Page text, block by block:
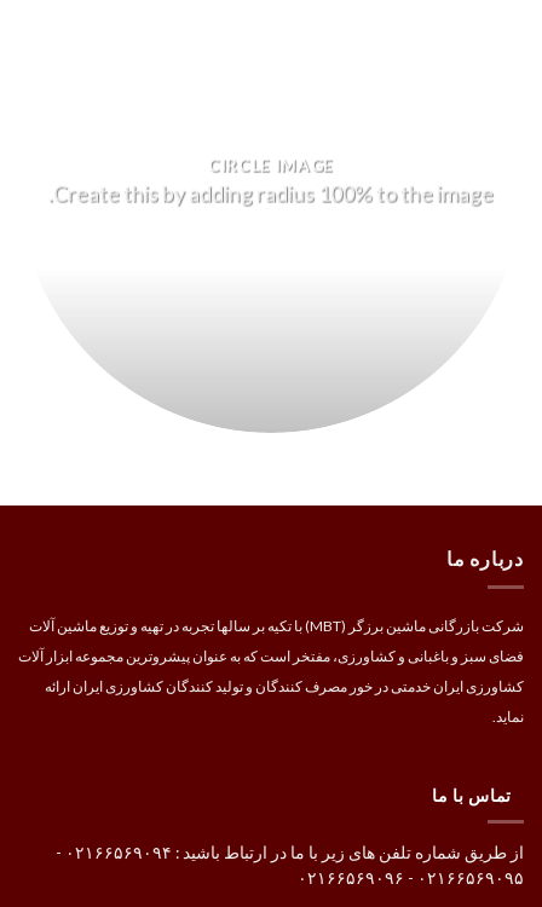
CIRCLE IMAGE
Create this by adding radius 100% to the image.
درباره ما
شرکت بازرگانی ماشین برزگر (MBT) با تکیه بر سالها تجربه در تهیه و توزیع ماشین آلات
فضای سبز و باغبانی و کشاورزی، مفتخر است که به عنوان پیشروترین مجموعه ابزار آلات
کشاورزی ایران خدمتی در خور مصرف کنندگان و تولید کنندگان کشاورزی ایران ارائه
نماید.
تماس با ما
از طریق شماره تلفن های زیر با ما در ارتباط باشید : ۰۲۱۶۶۵۶۹۰۹۴ -
۰۲۱۶۶۵۶۹۰۹۵ - ۰۲۱۶۶۵۶۹۰۹۶